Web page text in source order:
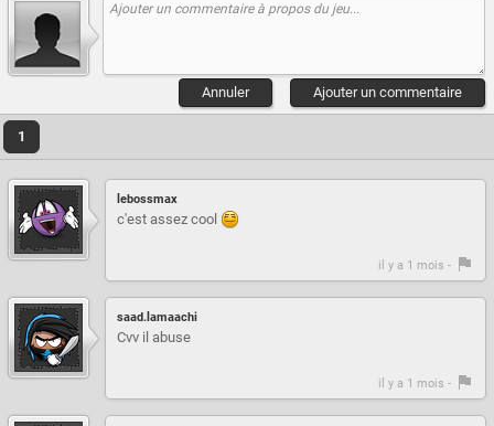
Ajouter un commentaire
Annuler
1
lebossmax
c'est assez cool
il y a 1 mois -
saad.lamaachi
Cvv il abuse
il y a 1 mois -